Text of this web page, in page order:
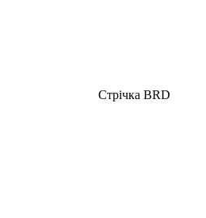
Стрічка BRD